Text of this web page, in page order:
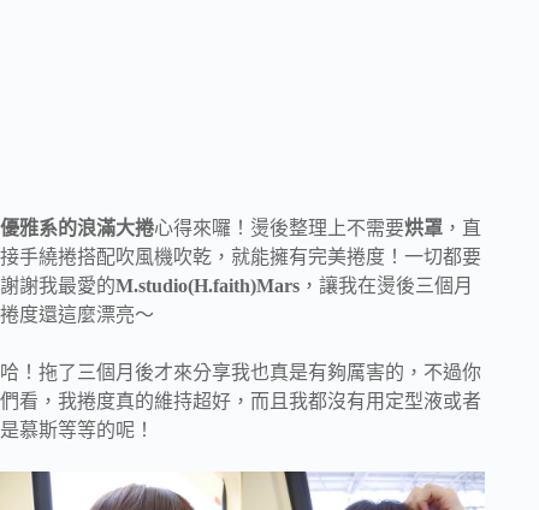
優雅系的浪滿大捲心得來囉！燙後整理上不需要烘罩 ，直
接手繞捲搭配吹風機吹乾，就能擁有完美捲度！一切都要
謝謝我最愛的M.studio(H.faith)Mars ，讓我在燙後三個月
捲度還這麼漂亮～
哈！拖了三個月後才來分享我也真是有夠厲害的，不過你
們看，我捲度真的維持超好，而且我都沒有用定型液或者
是慕斯等等的呢！